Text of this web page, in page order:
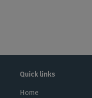
Quick links
Home